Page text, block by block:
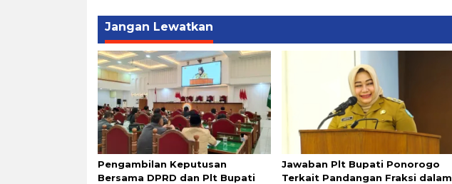
Jangan Lewatkan
Pengambilan Keputusan
Bersama DPRD dan Plt Bupati
Jawaban Plt Bupati Ponorogo
Terkait Pandangan Fraksi dalam